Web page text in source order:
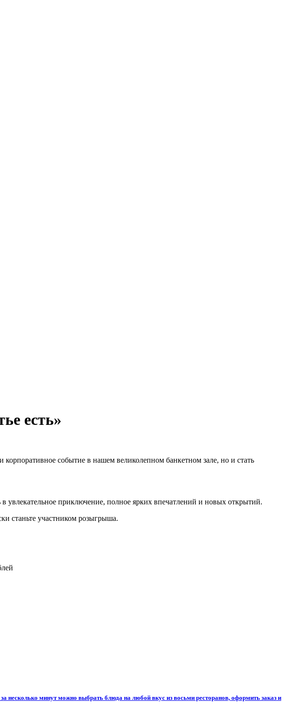
есть»
корпоративное событие в нашем великолепном банкетном зале, но и стать
увлекательное приключение, полное ярких впечатлений и новых открытий.
станьте участником розыгрыша.
минут можно выбрать блюда на любой вкус из восьми ресторанов, оформить заказ и